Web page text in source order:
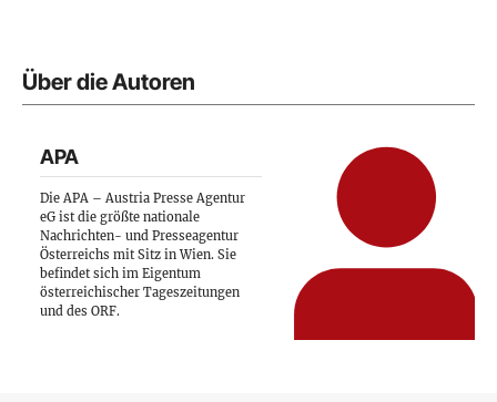
Über die Autoren
APA
Die APA – Austria Presse Agentur
eG ist die größte nationale
Nachrichten- und Presseagentur
Österreichs mit Sitz in Wien. Sie
befindet sich im Eigentum
österreichischer Tageszeitungen
und des ORF.